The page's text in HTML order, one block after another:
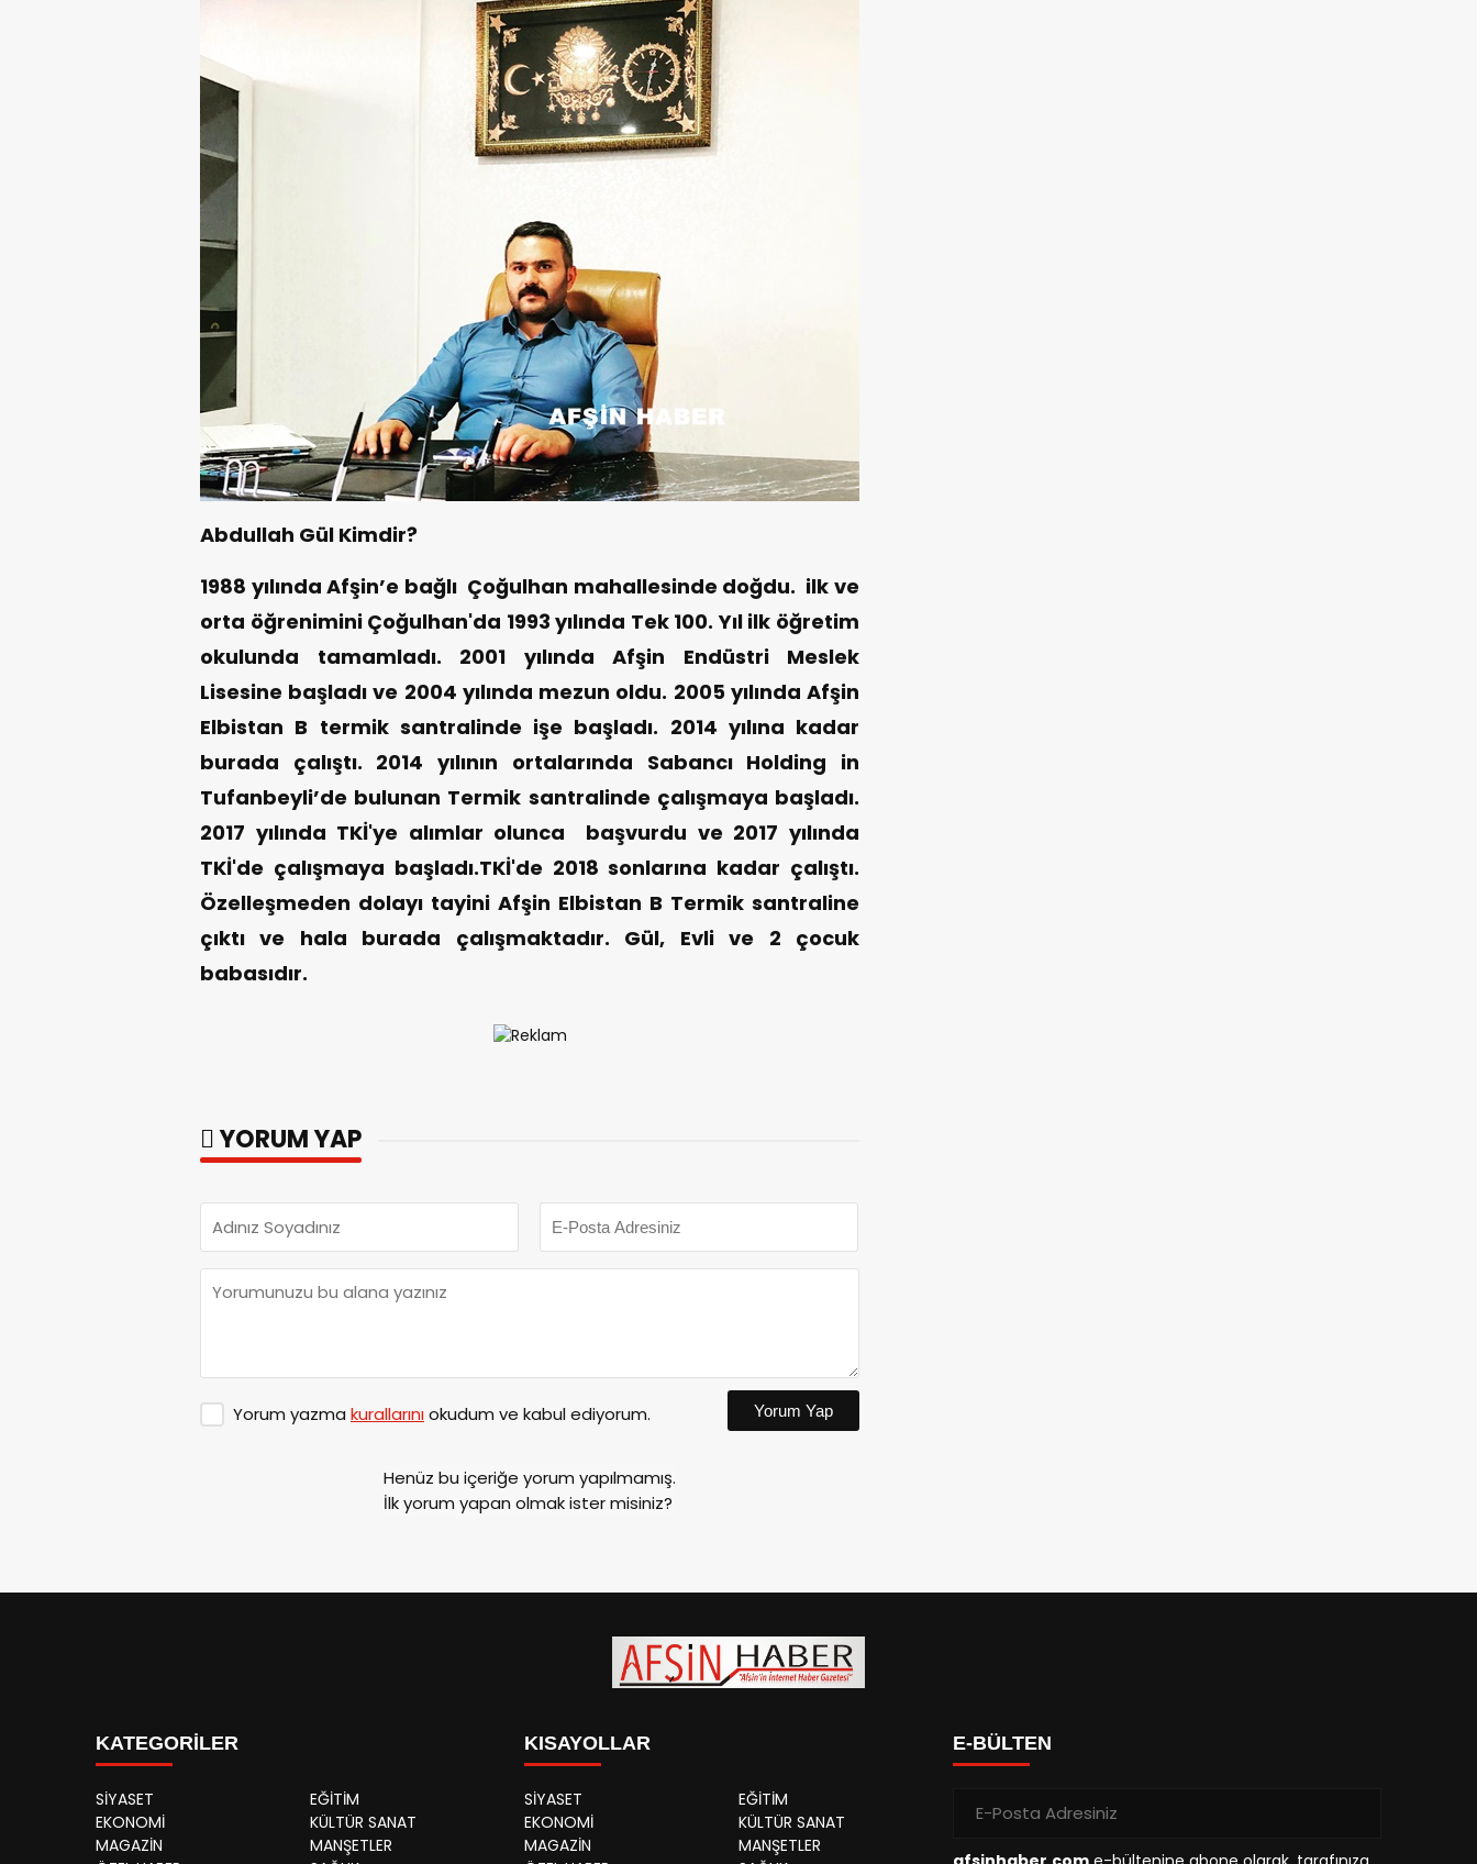
Abdullah Gül Kimdir?
1988 yılında Afşin’e bağlı Çoğulhan mahallesinde doğdu. ilk ve
orta öğrenimini Çoğulhan'da 1993 yılında Tek 100. Yıl ilk öğretim
okulunda tamamladı. 2001 yılında Afşin Endüstri Meslek
Lisesine başladı ve 2004 yılında mezun oldu. 2005 yılında Afşin
Elbistan B termik santralinde işe başladı. 2014 yılına kadar
burada çalıştı. 2014 yılının ortalarında Sabancı Holding in
Tufanbeyli’de bulunan Termik santralinde çalışmaya başladı.
2017 yılında TKİ'ye alımlar olunca başvurdu ve 2017 yılında
TKİ'de çalışmaya başladı.TKİ'de 2018 sonlarına kadar çalıştı.
Özelleşmeden dolayı tayini Afşin Elbistan B Termik santraline
çıktı ve hala burada çalışmaktadır. Gül, Evli ve 2 çocuk
babasıdır.
YORUM YAP
Yorum yazma kurallarınıokudum ve kabul ediyorum. Yorum Yap
Henüz bu içeriğe yorum yapılmamış.
İlk yorum yapan olmak ister misiniz?
KATEGORİLER
SİYASET
EĞİTİM
EKONOMİ
KÜLTÜR SANAT
MAGAZİN
MANŞETLER
KISAYOLLAR
SİYASET
EĞİTİM
EKONOMİ
KÜLTÜR SANAT
MAGAZİN
MANŞETLER
E-BÜLTEN